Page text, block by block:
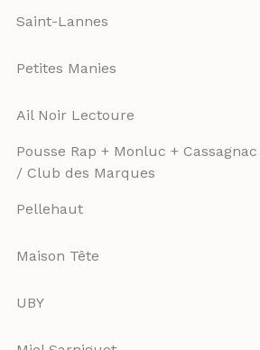
Saint-Lannes
Petites Manies
Ail Noir Lectoure
Pousse Rap + Monluc + Cassagnac
/ Club des Marques
Pellehaut
Maison Tête
UBY